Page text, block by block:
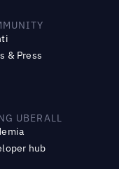
& Press
UBERALL
hub